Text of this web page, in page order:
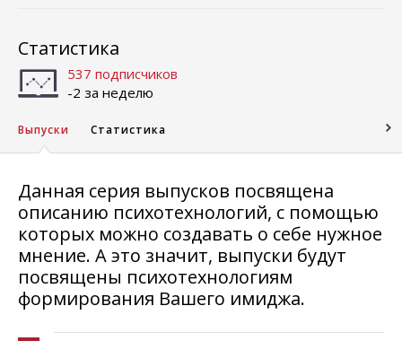
Статистика
537 подписчиков
-2 за неделю
Выпуски Статистика
Данная серия выпусков посвящена
описанию психотехнологий, с помощью
которых можно создавать о себе нужное
мнение. А это значит, выпуски будут
посвящены психотехнологиям
формирования Вашего имиджа.